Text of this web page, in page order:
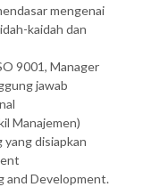
mengenai
kaidah dan
9001, Manager
jawab
Manajemen)
disiapkan
and Development.